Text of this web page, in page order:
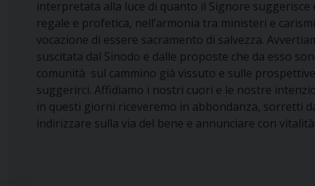
interpretata alla luce di quanto il Signore
regale e profetica, nell’armonia tra ministeri e
vocazione di essere sacramento di salvezza.
suscitata dal Sinodo e dalle proposte che da esso
comunità sul cammino già vissuto e sulle
suggerirci. Affidiamo i nostri cuori e le nostre
in questi giorni riceveremo in abbondanza, sorretti
indirizzare sulla via del bene e annunciare con